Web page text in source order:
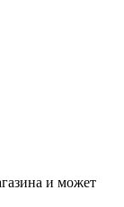
и может